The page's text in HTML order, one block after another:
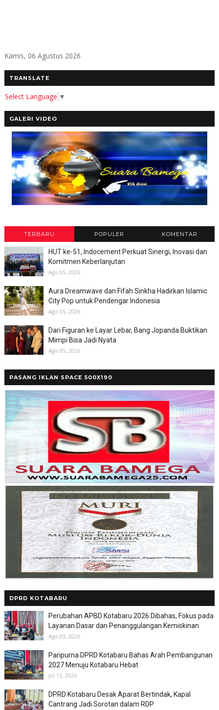
Kamis, 06 Agustus 2026
TRANSLATE
Select Language ▼
GALERI VIDEO
TERBARU POPULER KOMENTAR
HUT ke-51, Indocement Perkuat Sinergi, Inovasi dan
Komitmen Keberlanjutan
Ago 05, 2026
Aura Dreamwave dan Fifah Sinkha Hadirkan Islamic
City Pop untuk Pendengar Indonesia
Ago 05, 2026
Dari Figuran ke Layar Lebar, Bang Jopanda Buktikan
Mimpi Bisa Jadi Nyata
Ago 05, 2026
PASANG IKLAN SPACE 500X190
DPRD KOTABARU
Perubahan APBD Kotabaru 2026 Dibahas, Fokus pada
Layanan Dasar dan Penanggulangan Kemiskinan
Ago 03, 2026
Paripurna DPRD Kotabaru Bahas Arah Pembangunan
2027 Menuju Kotabaru Hebat
Jul 13, 2026
DPRD Kotabaru Desak Aparat Bertindak, Kapal
Cantrang Jadi Sorotan dalam RDP